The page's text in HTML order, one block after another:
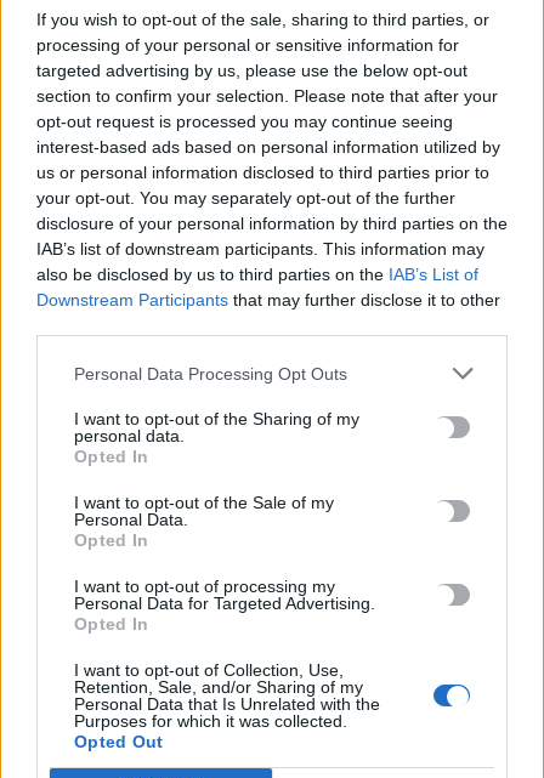
If you wish to opt-out of the sale, sharing to third parties, or
processing of your personal or sensitive information for
targeted advertising by us, please use the below opt-out
section to confirm your selection. Please note that after your
opt-out request is processed you may continue seeing
interest-based ads based on personal information utilized by
us or personal information disclosed to third parties prior to
your opt-out. You may separately opt-out of the further
disclosure of your personal information by third parties on the
IAB’s list of downstream participants. This information may
also be disclosed by us to third parties on the IAB’s List of
Downstream Participants that may further disclose it to other
Personal Data Processing Opt Outs
I want to opt-out of the Sharing of my
personal data.
Opted In
I want to opt-out of the Sale of my
Personal Data.
Opted In
I want to opt-out of processing my
Personal Data for Targeted Advertising.
Opted In
I want to opt-out of Collection, Use,
Retention, Sale, and/or Sharing of my
Personal Data that Is Unrelated with the
Purposes for which it was collected.
Opted Out
Newsroom 19 Νοεμβρίου, 2025
OFF THE RECORD
Το συρτάκι της Κίμπερλι στον Αργυρό και
οι υπουργοί
Διπλή δημόσια εμφάνιση πραγματοποίησε στη διάρκεια του
Ελλάδα, Κίμπερλι Γκιλφόιλ, η οποία…
Newsroom